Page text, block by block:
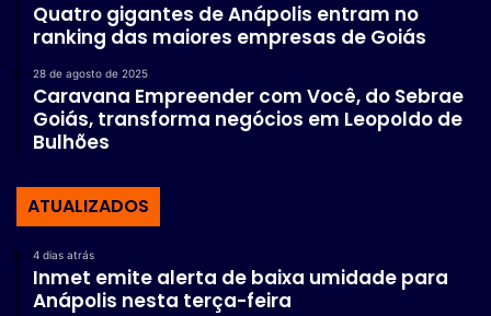
Quatro gigantes de Anápolis entram no
ranking das maiores empresas de Goiás
28 de agosto de 2025
Caravana Empreender com Você, do Sebrae
Goiás, transforma negócios em Leopoldo de
Bulhões
ATUALIZADOS
4 dias atrás
Inmet emite alerta de baixa umidade para
Anápolis nesta terça-feira